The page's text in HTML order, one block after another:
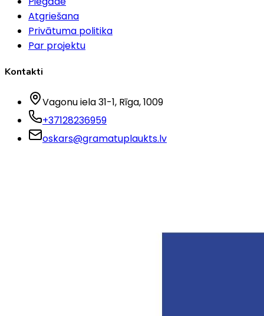
Atgriešana
Privātuma politika
Par projektu
Kontakti
Vagonu iela 31-1, Rīga, 1009
+37128236959
oskars@gramatuplaukts.lv